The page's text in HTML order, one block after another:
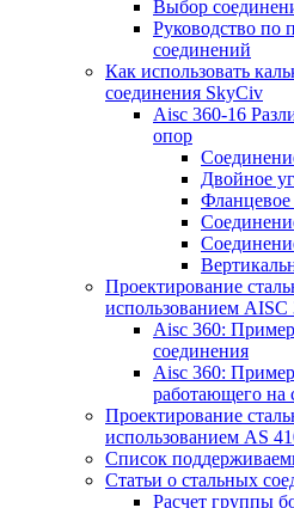
Выбор
Руководство по
соединений
Как использовать
соединения SkyCiv
Aisc 360-16
опор
Двойное
Фланцевое
Проектирование
использованием AISC
Aisc 360:
соединения
Aisc 360: Пример
работающего на
Проектирование
использованием AS
Список
Статьи о стальных
Расчет группы